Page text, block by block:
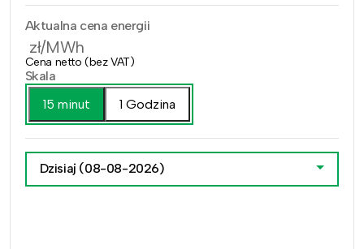
Aktualna cena energii
zł/MWh
Cena netto (bez VAT)
Skala
15 minut
1 Godzina
Dzisiaj (08-08-2026)